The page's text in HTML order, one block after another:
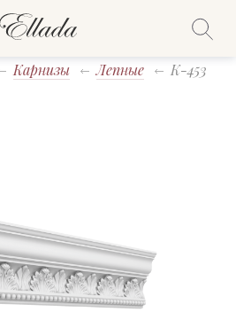
Карнизы Лепные K-453